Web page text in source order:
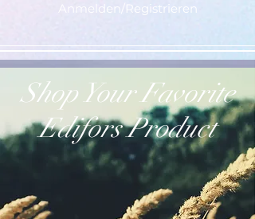
Anmelden/Registrieren
Shop Your Favorite
Edifors Product